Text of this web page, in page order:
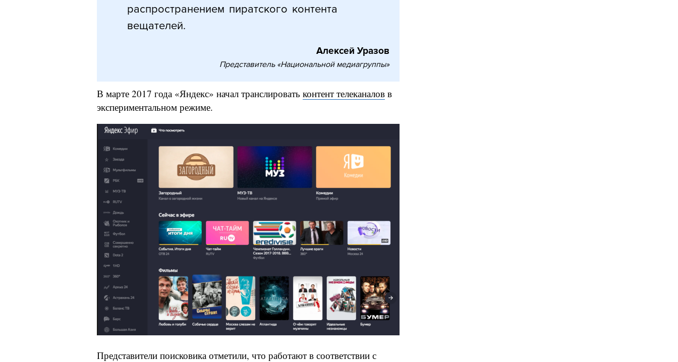
распространением пиратского контента
вещателей.
Алексей Уразов
Представитель «Национальной медиагруппы»
В марте 2017 года «Яндекс» начал транслировать контент телеканалов в
экспериментальном режиме.
Представители поисковика отметили, что работают в соответствии с